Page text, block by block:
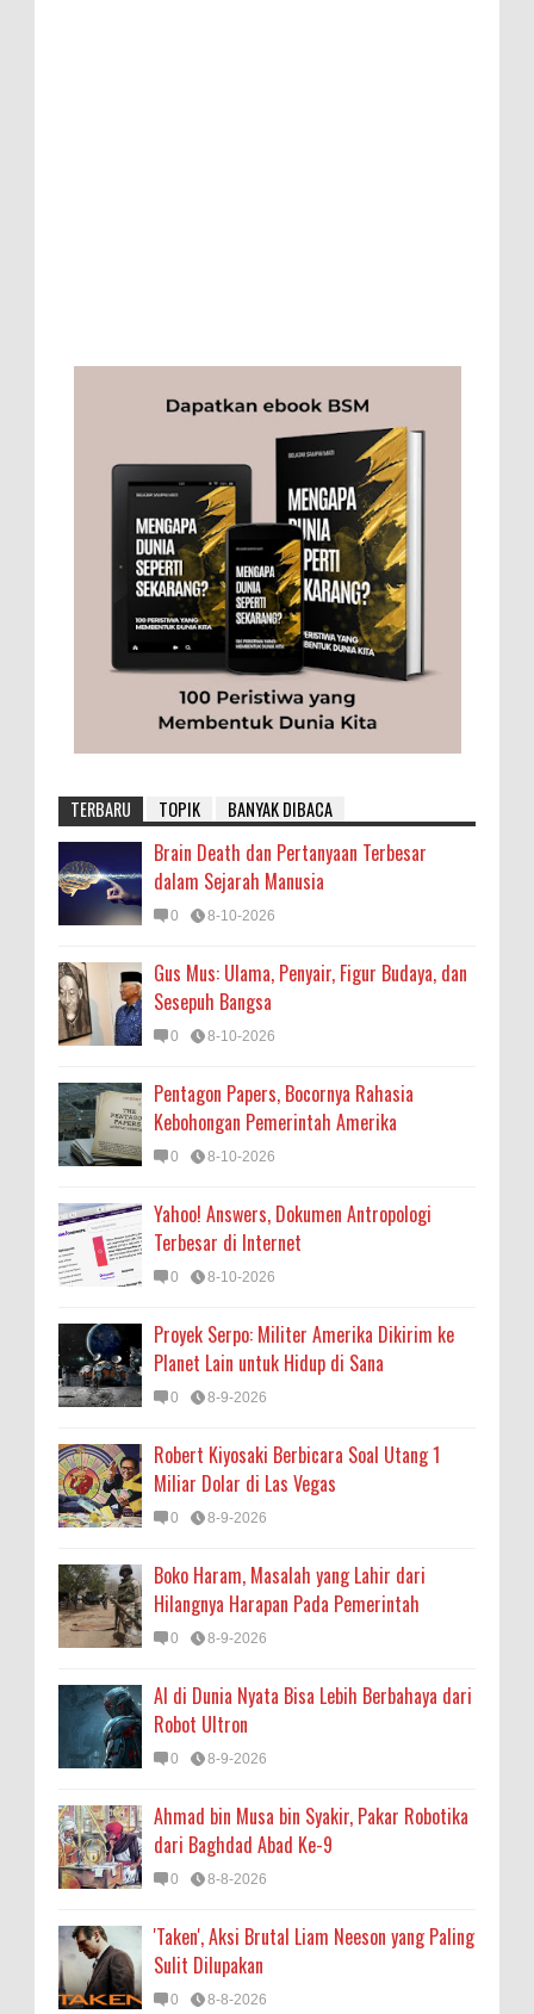
TERBARU TOPIK BANYAK DIBACA
Brain Death dan Pertanyaan Terbesar
dalam Sejarah Manusia
0 8-10-2026
Gus Mus: Ulama, Penyair, Figur Budaya, dan
Sesepuh Bangsa
0 8-10-2026
Pentagon Papers, Bocornya Rahasia
Kebohongan Pemerintah Amerika
0 8-10-2026
Yahoo! Answers, Dokumen Antropologi
Terbesar di Internet
0 8-10-2026
Proyek Serpo: Militer Amerika Dikirim ke
Planet Lain untuk Hidup di Sana
0 8-9-2026
Robert Kiyosaki Berbicara Soal Utang 1
Miliar Dolar di Las Vegas
0 8-9-2026
Boko Haram, Masalah yang Lahir dari
Hilangnya Harapan Pada Pemerintah
0 8-9-2026
AI di Dunia Nyata Bisa Lebih Berbahaya dari
Robot Ultron
0 8-9-2026
Ahmad bin Musa bin Syakir, Pakar Robotika
dari Baghdad Abad Ke-9
0 8-8-2026
'Taken', Aksi Brutal Liam Neeson yang Paling
Sulit Dilupakan
0 8-8-2026